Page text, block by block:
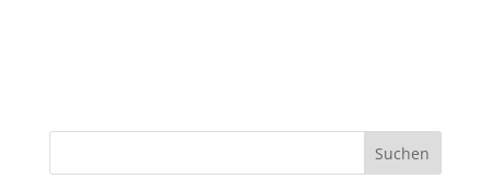
Suchen